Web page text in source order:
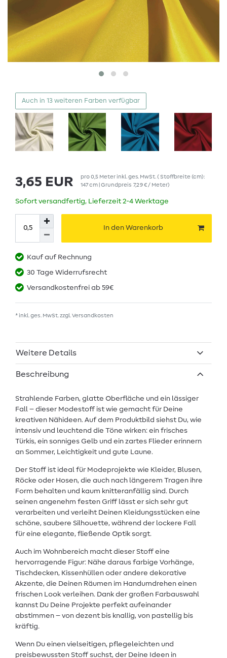
Auch in 13 weiteren Farben verfügbar
3,65 EUR pro0,5 Meterinkl. ges. MwSt. ( Stoffbreite (cm):
147 cm | Grundpreis 7,29 € / Meter)
Sofort versandfertig, Lieferzeit 2-4 Werktage
In den Warenkorb
Kauf auf Rechnung
30 Tage Widerrufsrecht
Versandkostenfrei ab 59€
* inkl. ges. MwSt. zzgl. Versandkosten
Weitere Details
Beschreibung
Strahlende Farben, glatte Oberfläche und ein lässiger
Fall – dieser Modestoff ist wie gemacht für Deine
kreativen Nähideen. Auf dem Produktbild siehst Du, wie
intensiv und leuchtend die Töne wirken: ein frisches
Türkis, ein sonniges Gelb und ein zartes Flieder erinnern
an Sommer, Leichtigkeit und gute Laune.
Der Stoff ist ideal für Modeprojekte wie Kleider, Blusen,
Röcke oder Hosen, die auch nach längerem Tragen ihre
Form behalten und kaum knitteranfällig sind. Durch
seinen angenehm festen Griff lässt er sich sehr gut
verarbeiten und verleiht Deinen Kleidungsstücken eine
schöne, saubere Silhouette, während der lockere Fall
für eine elegante, fließende Optik sorgt.
Auch im Wohnbereich macht dieser Stoff eine
hervorragende Figur: Nähe daraus farbige Vorhänge,
Tischdecken, Kissenhüllen oder andere dekorative
Akzente, die Deinen Räumen im Handumdrehen einen
frischen Look verleihen. Dank der großen Farbauswahl
kannst Du Deine Projekte perfekt aufeinander
abstimmen – von dezent bis knallig, von pastellig bis
kräftig.
Wenn Du einen vielseitigen, pflegeleichten und
preisbewussten Stoff suchst, der Deine Ideen in